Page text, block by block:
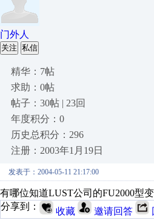
门外人
关注 私信
精华：7帖
求助：0帖
帖子：30帖 | 23回
年度积分：0
历史总积分：296
注册：2003年1月19日
发表于：2004-05-11 21:17:00
有哪位知道LUST公司的FU2000型
分享到：
收藏 邀请回答